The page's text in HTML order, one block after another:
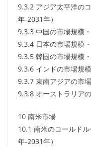
9.3.2 アジア太平洋の
年-2031年）
9.3.3 中国の市場規模
9.3.4 日本の市場規模
9.3.5 韓国の市場規模
9.3.6 インドの市場規
9.3.7 東南アジアの市
9.3.8 オーストラリア
10 南米市場
10.1 南米のコールド
年-2031年）